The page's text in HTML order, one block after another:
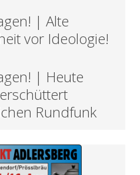
| Alte
vor Ideologie!
| Heute
Rundfunk